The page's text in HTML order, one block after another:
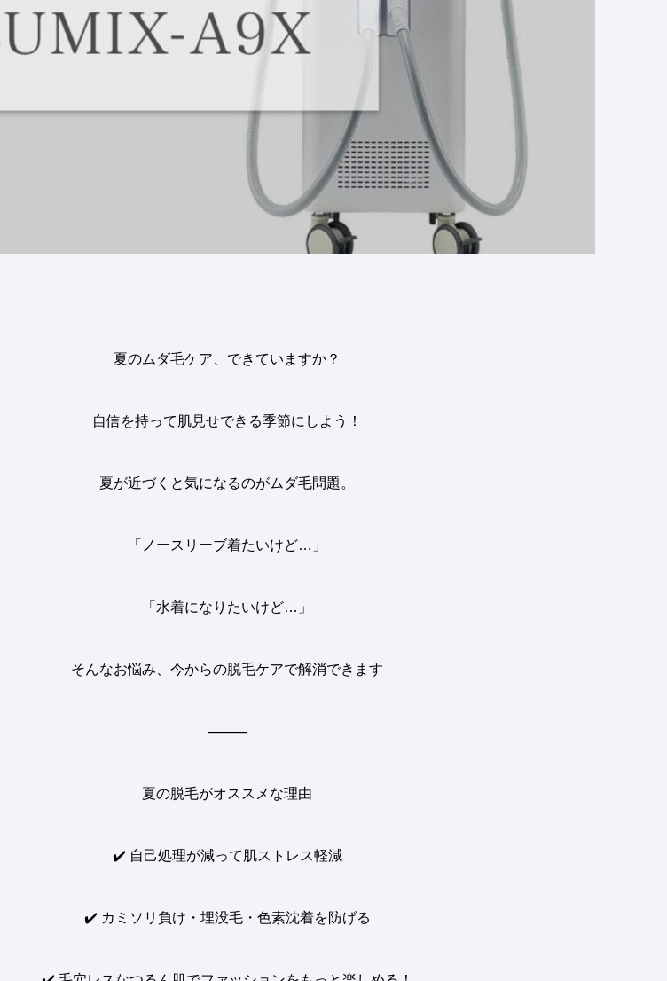
夏のムダ毛ケア、できていますか？
自信を持って肌見せできる季節にしよう ！
夏が近づくと気になるのがムダ毛問題。
「ノースリーブ着たいけど…」
「水着になりたいけど…」
そんなお悩み、今からの脱毛ケアで解消できます
⸻
夏の脱毛がオススメな理由
✔️ 自己処理が減って肌ストレス軽減
✔️ カミソリ負け・埋没毛・色素沈着を防げる